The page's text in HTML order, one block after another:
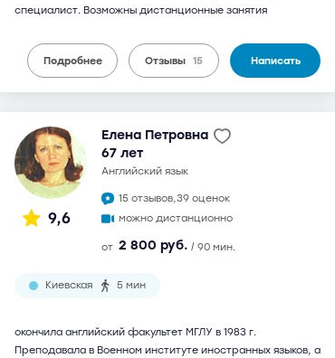
специалист. Возможны дистанционные занятия
Подробнее Отзывы 15 Написать
9,6
Елена Петровна
67 лет
английский язык
15 отзывов,39 оценок
можно дистанционно
от 2 800 руб. / 90 мин.
Киевская 5 мин
окончила английский факультет МГЛУ в 1983 г.
Преподавала в Военном институте иностранных языков, а